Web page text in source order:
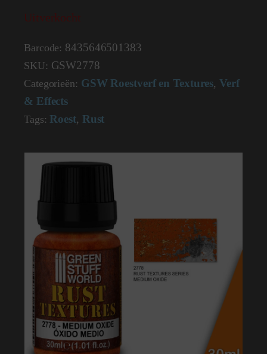
Uitverkocht
Barcode: 8435646501383
SKU: GSW2778
Categorieën: GSW Roestverf en Textures,Verf
& Effects
Tags: Roest, Rust